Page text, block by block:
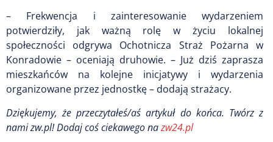
– Frekwencja i zainteresowanie wydarzeniem
potwierdziły, jak ważną rolę w życiu lokalnej
społeczności odgrywa Ochotnicza Straż Pożarna w
Konradowie – oceniają druhowie. – Już dziś zaprasza
mieszkańców na kolejne inicjatywy i wydarzenia
organizowane przez jednostkę – dodają strażacy.
Dziękujemy, że przeczytałeś/aś artykuł do końca. Twórz z
nami zw.pl! Dodaj coś ciekawego nazw24.pl